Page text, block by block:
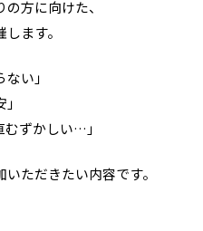
方に向けた、
します。
い」
むずかしい…」
ただきたい内容です。